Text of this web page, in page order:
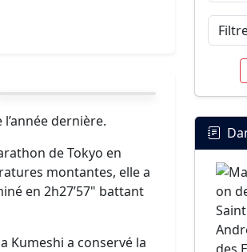
dernière.
de Tokyo en
montantes, elle a
en 2h27’57" battant
Kumeshi a conservé la